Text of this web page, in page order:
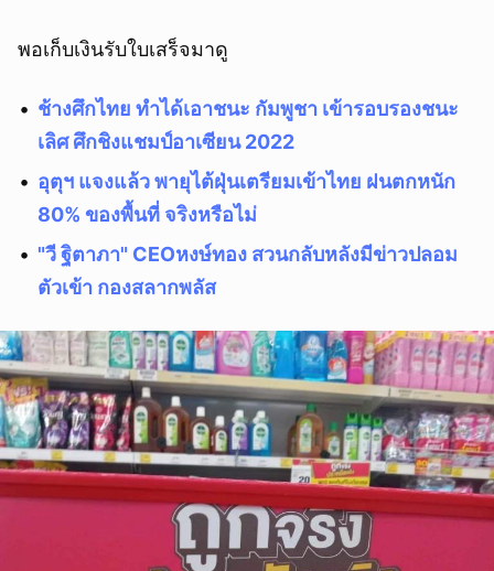
พอเก็บเงินรับใบเสร็จมาดู
ช้างศึกไทย ทำได้เอาชนะ กัมพูชา เข้ารอบรองชนะ
เลิศ ศึกชิงแชมป์อาเซียน 2022
อุตุฯ แจงแล้ว พายุไต้ฝุ่นเตรียมเข้าไทย ฝนตกหนัก
80% ของพื้นที่ จริงหรือไม่
"วี ฐิตาภา" CEOหงษ์ทอง สวนกลับหลังมีข่าวปลอม
ตัวเข้า กองสลากพลัส